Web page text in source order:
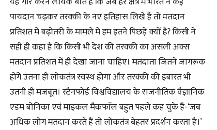
पायदान चढ़कर तरक्की के नए इतिहास लिखे हैं तो मतदान
प्रतिशत में बढ़ोतरी के मामले में हम इतने पिछड़े क्यों है? किसी ने
सही ही कहा है कि किसी भी देश की तरक्की का असली अक्स
मतदान प्रतिशत में ही देखा जाना चाहिए। मतदाता जितने जागरूक
होंगे उतना ही लोकतंत्र स्वस्थ होगा और तरक्की की इबारत भी
उतनी ही मजबूत। स्टैनफोर्ड विश्वविद्यालय के राजनीतिक वैज्ञानिक
एडम बोनिका एवं माइकल मैकफाॅल बहुत पहले कह चुके हैं-‘जब
अधिक लोग मतदान करते हैं तो लोकतंत्र बेहतर प्रदर्शन करता है।’